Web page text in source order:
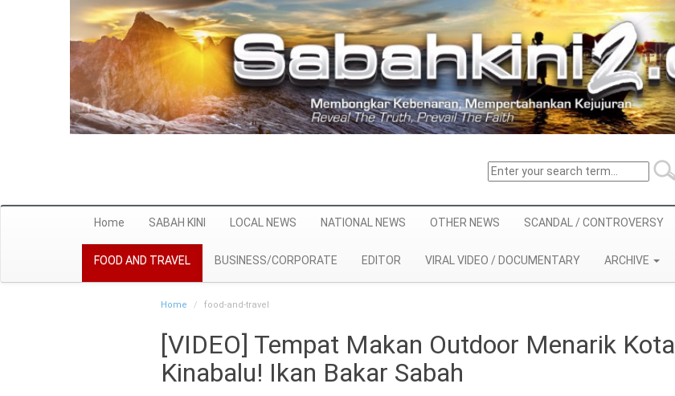
Home SABAH KINI LOCAL NEWS NATIONAL NEWS OTHER NEWS SCANDAL / CONTROVERSY
FOOD AND TRAVEL BUSINESS/CORPORATE EDITOR VIRAL VIDEO / DOCUMENTARY ARCHIVE
Home food-and-travel
[VIDEO] Tempat Makan Outdoor Menarik Kota
Kinabalu! Ikan Bakar Sabah